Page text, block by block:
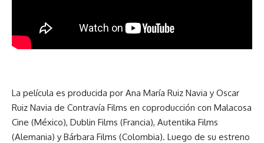
La película es producida por Ana María Ruiz Navia y Oscar
Ruiz Navia de Contravía Films en coproducción con Malacosa
Cine (México), Dublin Films (Francia), Autentika Films
(Alemania) y Bárbara Films (Colombia). Luego de su estreno